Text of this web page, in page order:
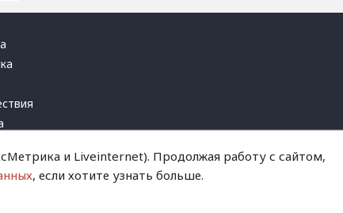
и Liveinternet). Продолжая работу с сайтом,
, если хотите узнать больше.